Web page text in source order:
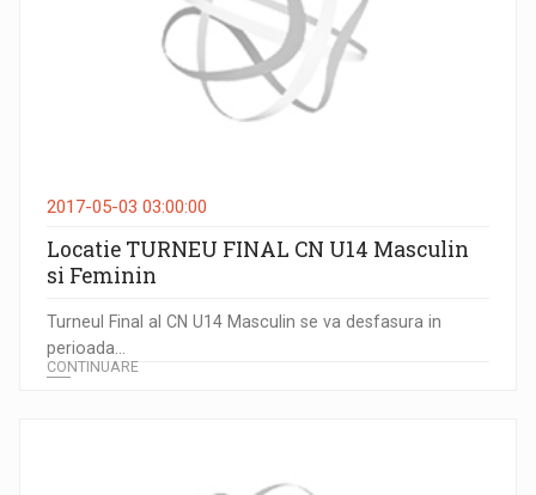
2017-05-03 03:00:00
Locatie TURNEU FINAL CN U14 Masculin
si Feminin
Turneul Final al CN U14 Masculin se va desfasura in
perioada...
CONTINUARE